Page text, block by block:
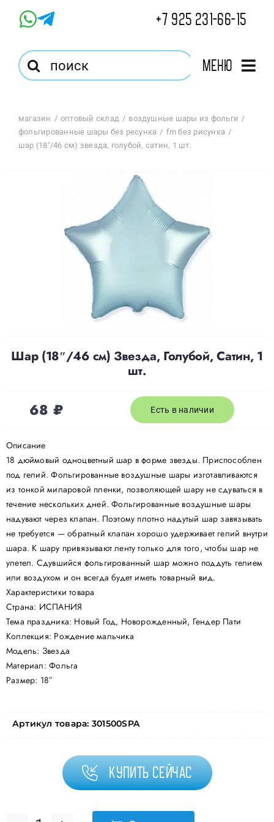
+7 925 231-66-15
Результат
поиска:
Меню
Магазин
Корзина
Избранное
Политика конфиденциальности
магазин оптовый склад
воздушные шары из фольги
фольгированные шары без ресунка
fm без рисунка
шар (18″/46 см) звезда, голубой, сатин, 1 шт.
Шар (18″/46 см) Звезда, Голубой, Сатин, 1
шт.
68 ₽ Есть в наличии
Описание
18 дюймовый одноцветный шар в форме звезды. Приспособлен
под гелий. Фольгированные воздушные шары изготавливаются
из тонкой миларовой пленки, позволяющей шару не сдуваться в
течение нескольких дней. Фольгированные воздушные шары
надувают через клапан. Поэтому плотно надутый шар завязывать
не требуется — обратный клапан хорошо удерживает гелий внутри
шара. К шару привязывают ленту только для того, чтобы шар не
улетел. Сдувшийся фольгированный шар можно поддуть гелием
или воздухом и он всегда будет иметь товарный вид.
Характеристики товара
Страна: ИСПАНИЯ
Тема праздника: Новый Год, Новорожденный, Гендер Пати
Коллекция: Рождение мальчика
Модель: Звезда
Материал: Фольга
Размер: 18″
Артикул товара: 301500SPA
Купить сейчас